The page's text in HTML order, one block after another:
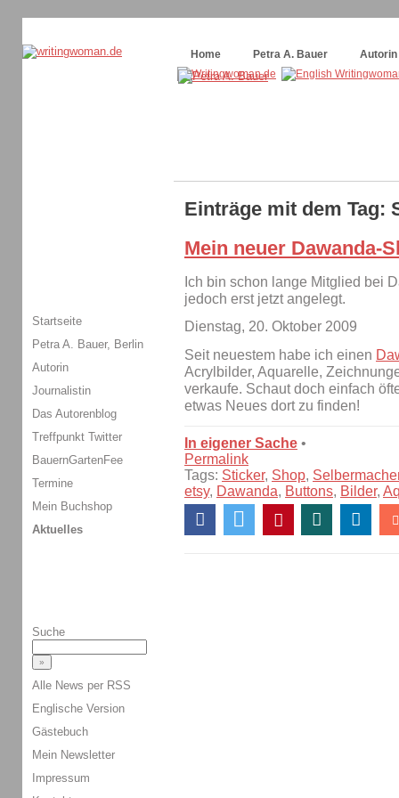
Home
Petra A. Bauer Autorin
Einträge mit dem Tag:
Mein neuer Dawanda-
Ich bin schon lange Mitglied bei
jedoch erst jetzt angelegt.
Dienstag, 20. Oktober 2009
Seit neuestem habe ich einen
Acrylbilder, Aquarelle,
verkaufe. Schaut doch einfach
etwas Neues dort zu finden!
In eigener Sache •
Permalink
Tags: Sticker, Shop,
etsy, Dawanda, Buttons, Bilder,
Startseite
Petra A. Bauer, Berlin
Autorin
Journalistin
Das Autorenblog
Treffpunkt Twitter
BauernGartenFee
Termine
Mein Buchshop
Aktuelles
Suche
Alle News per RSS
Englische Version
Gästebuch
Mein Newsletter
Impressum